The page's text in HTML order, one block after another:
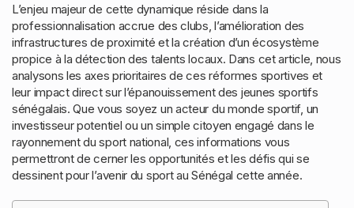
L’enjeu majeur de cette dynamique réside dans la
professionnalisation accrue des clubs, l’amélioration des
infrastructures de proximité et la création d’un écosystème
propice à la détection des talents locaux. Dans cet article, nous
analysons les axes prioritaires de ces réformes sportives et
leur impact direct sur l’épanouissement des jeunes sportifs
sénégalais. Que vous soyez un acteur du monde sportif, un
investisseur potentiel ou un simple citoyen engagé dans le
rayonnement du sport national, ces informations vous
permettront de cerner les opportunités et les défis qui se
dessinent pour l’avenir du sport au Sénégal cette année.